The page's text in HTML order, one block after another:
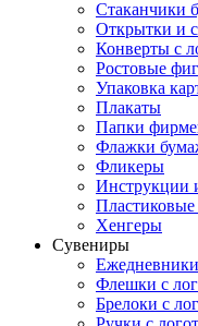
Стаканчики
Открытки и
Конверты с
Ростовые
Упаковка
Плакаты
Папки
Флажки
Фликеры
Инструкции
Хенгеры
Сувениры
Ежедневники
Флешки с
Брелоки с